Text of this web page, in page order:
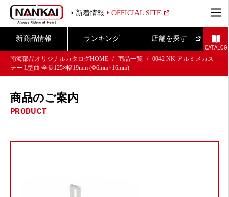
新着情報 OFFICIAL SITE
新商品情報 ランキング 店舗を探す
CATALOG
南海部品オリジナルカタログHOME
商品一覧
0042 NK アルミメカス
テー L型曲 全長125×幅19mm (Φ6mm×16mm)
商品のご案内
PRODUCT